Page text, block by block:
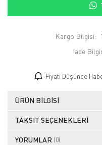
Kargo Bilgisi:
İade
Fiyatı Düşünce
ÜRÜN BILGISI
TAKSIT SEÇENEKLERI
YORUMLAR (0)